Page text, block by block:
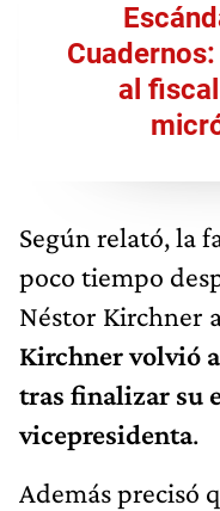
al
Según relató, la
poco tiempo
Néstor Kirchner
Kirchner volvió
tras finalizar su
vicepresidenta.
Además precisó